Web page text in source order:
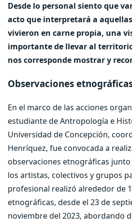
Desde lo personal siento que
acto que interpretará a
vivieron en carne propia, una
importante de llevar al
nos corresponde mostrar y
Observaciones
En el marco de las acciones
estudiante de Antropología e
Universidad de Concepción,
Henríquez, fue convocada a
observaciones etnográficas
los artistas, colectivos y grupos
profesional realizó alrededor de
etnográficas, desde el 23 de
noviembre del 2023, abordando